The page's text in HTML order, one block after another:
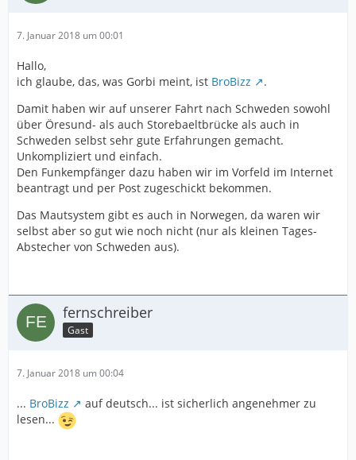
7. Januar 2018 um 00:01
Hallo,
ich glaube, das, was Gorbi meint, ist BroBizz
.
Damit haben wir auf unserer Fahrt nach Schweden sowohl
über Öresund- als auch Storebaeltbrücke als auch in
Schweden selbst sehr gute Erfahrungen gemacht.
Unkompliziert und einfach.
Den Funkempfänger dazu haben wir im Vorfeld im Internet
beantragt und per Post zugeschickt bekommen.
Das Mautsystem gibt es auch in Norwegen, da waren wir
selbst aber so gut wie noch nicht (nur als kleinen Tages-
Abstecher von Schweden aus).
fernschreiber
Gast
7. Januar 2018 um 00:04
... BroBizz
auf deutsch... ist sicherlich angenehmer zu
lesen...